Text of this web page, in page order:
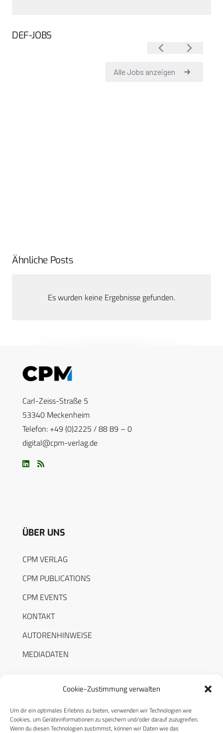
Cookie-Zustimmung verwalten
Um dir ein optimales Erlebnis zu bieten, verwenden wir Technologien wie
Cookies, um Geräteinformationen zu speichern und/oder darauf zuzugreifen.
Wenn du diesen Technologien zustimmst, können wir Daten wie das
DEF-JOBS
Ähnliche Posts
Es wurden keine Ergebnisse gefunden.
Carl-Zeiss-Straße 5
53340 Meckenheim
Telefon: +49 (0)2225 / 88 89 – 0
digital@cpm-verlag.de
ÜBER UNS
CPM VERLAG
CPM PUBLICATIONS
CPM EVENTS
KONTAKT
AUTORENHINWEISE
MEDIADATEN
RECHTLICHES